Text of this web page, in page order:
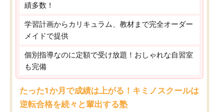
績多数！
学習計画からカリキュラム、教材まで完全オーダー
メイドで提供
個別指導なのに定額で受け放題！おしゃれな自習室
も完備
たった1か月で成績は上がる！キミノスクールは
逆転合格を続々と輩出する塾